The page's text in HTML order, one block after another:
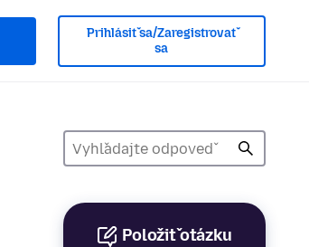
Prihlásiť sa/Zaregistrovať
sa
Položiť otázku